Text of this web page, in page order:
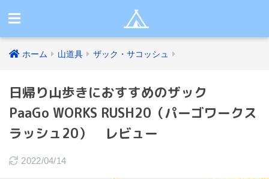
ホーム 山道具 ザック・サコッシュ
日帰り山歩きにおすすめのザック
PaaGo WORKS RUSH20（パーゴワークス
ラッシュ20） レビュー
2022/04/14